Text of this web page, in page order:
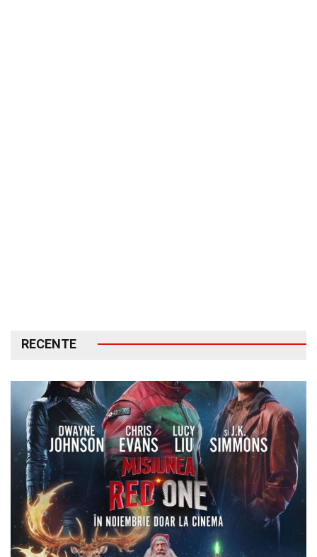
RECENTE